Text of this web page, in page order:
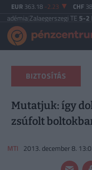
EUR 363.18 -2.23 CHF
TE5-2Paksi FC|
BIZTOSÍTÁS
Mutatjuk: így
zsúfolt
MTI 2013. december 8.